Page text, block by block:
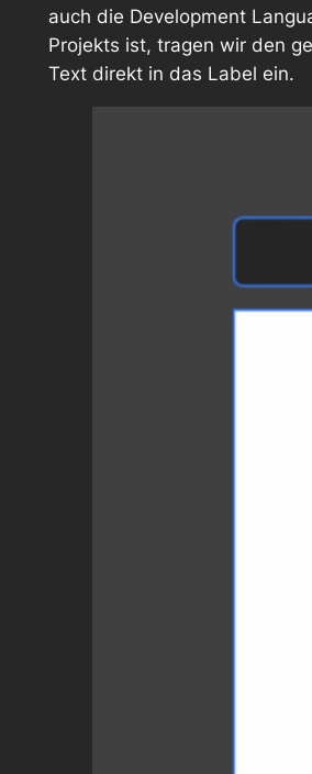
auch die Development
Projekts ist, tragen wir den
Text direkt in das Label ein.